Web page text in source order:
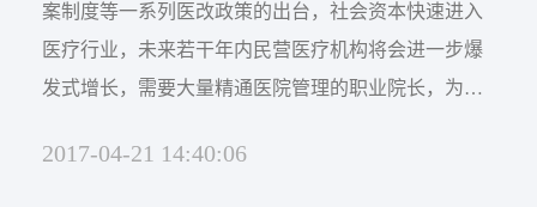
案制度等一系列医改政策的出台，社会资本快速进入
医疗行业，未来若干年内民营医疗机构将会进一步爆
发式增长，需要大量精通医院管理的职业院长，为了
职业化管理网联合多家著名医疗投资管理集团，推出
2017-04-21 14:40:06